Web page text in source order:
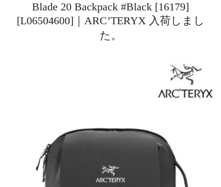
Blade 20 Backpack #Black [16179]
[L06504600]｜ARC’TERYX 入荷しまし
た。